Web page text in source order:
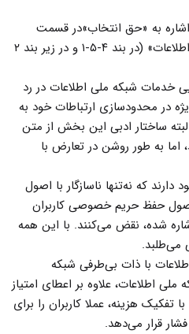
اشاره به «حق انتخاب»در قسمت
«سالم‌سازی و امنیت شبکه ملی اطلاعات» (در بند ۴-۵-۱ و در زیر بند ۲
خدمات شبکه ملی اطلاعات در رد
در محدودسازی ارتباطات خود به
ساختار ادبی این بخش از متن
به طور روشن در تعارض با
که نه‌تنها ناسازگار با اصول
اصول حفظ حریم خصوصی کاربران
شده، نقض می‌کنند. با این همه
می‌طلبد.
با ذات بی‌طرفی شبکه
اطلاعات، علاوه بر اعطای امتیاز
تفکیک هزینه، عملا کاربران را برای
قرار می‌دهد.